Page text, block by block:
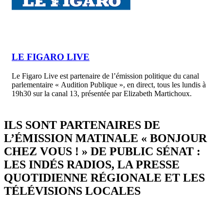
LE FIGARO LIVE
Le Figaro Live est partenaire de l’émission politique du canal
parlementaire « Audition Publique », en direct, tous les lundis à
19h30 sur la canal 13, présentée par Elizabeth Martichoux.
ILS SONT PARTENAIRES DE
L’ÉMISSION MATINALE « BONJOUR
CHEZ VOUS ! » DE PUBLIC SÉNAT :
LES INDÉS RADIOS, LA PRESSE
QUOTIDIENNE RÉGIONALE ET LES
TÉLÉVISIONS LOCALES